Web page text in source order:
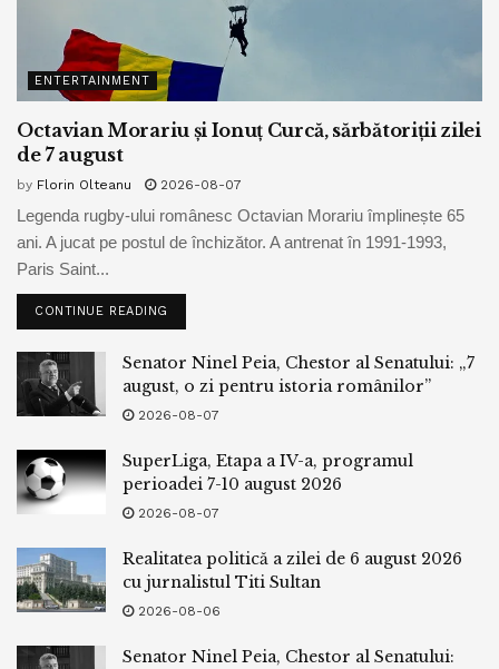
ENTERTAINMENT
Octavian Morariu și Ionuț Curcă, sărbătoriții zilei
de 7 august
by Florin Olteanu 2026-08-07
Legenda rugby-ului românesc Octavian Morariu împlinește 65
ani. A jucat pe postul de închizător. A antrenat în 1991-1993,
Paris Saint...
CONTINUE READING
Senator Ninel Peia, Chestor al Senatului: „7
august, o zi pentru istoria românilor”
2026-08-07
SuperLiga, Etapa a IV-a, programul
perioadei 7-10 august 2026
2026-08-07
Realitatea politică a zilei de 6 august 2026
cu jurnalistul Titi Sultan
2026-08-06
Senator Ninel Peia, Chestor al Senatului: